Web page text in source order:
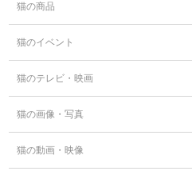
猫の商品
猫のイベント
猫のテレビ・映画
猫の画像・写真
猫の動画・映像